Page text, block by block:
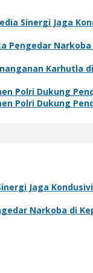
Sinergi Jaga
Narkoba
Karhutla
Polri Dukung
Polri Dukung
Jaga
Narkoba di